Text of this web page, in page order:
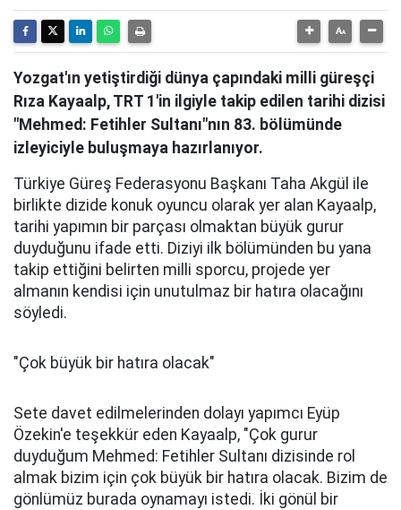
Yozgat'ın yetiştirdiği dünya çapındaki milli güreşçi
Rıza Kayaalp, TRT 1'in ilgiyle takip edilen tarihi dizisi
"Mehmed: Fetihler Sultanı"nın 83. bölümünde
izleyiciyle buluşmaya hazırlanıyor.
Türkiye Güreş Federasyonu Başkanı Taha Akgül ile
birlikte dizide konuk oyuncu olarak yer alan Kayaalp,
tarihi yapımın bir parçası olmaktan büyük gurur
duyduğunu ifade etti. Diziyi ilk bölümünden bu yana
takip ettiğini belirten milli sporcu, projede yer
almanın kendisi için unutulmaz bir hatıra olacağını
söyledi.
"Çok büyük bir hatıra olacak"
Sete davet edilmelerinden dolayı yapımcı Eyüp
Özekin'e teşekkür eden Kayaalp, "Çok gurur
duyduğum Mehmed: Fetihler Sultanı dizisinde rol
almak bizim için çok büyük bir hatıra olacak. Bizim de
gönlümüz burada oynamayı istedi. İki gönül bir